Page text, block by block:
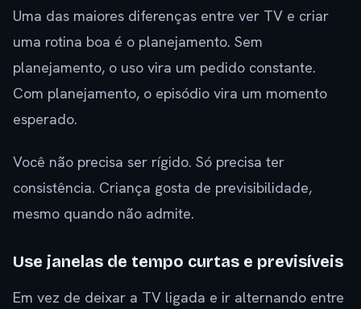
Uma das maiores diferenças entre ver TV e criar
uma rotina boa é o planejamento. Sem
planejamento, o uso vira um pedido constante.
Com planejamento, o episódio vira um momento
esperado.
Você não precisa ser rígido. Só precisa ter
consistência. Criança gosta de previsibilidade,
mesmo quando não admite.
Use janelas de tempo curtas e previsíveis
Em vez de deixar a TV ligada e ir alternando entre